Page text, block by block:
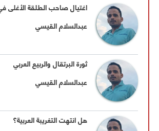
اغتيال صاحب الطلقة الأغلى
عبدالسلام القيسي
ثورة البرتقال والربيع العربي
عبدالسلام القيسي
هل انتهت التغريبة العربية؟